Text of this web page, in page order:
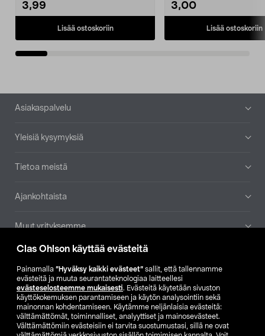
Clas Ohlson käyttää evästeitä
Painamalla ”Hyväksy kaikki evästeet” sallit, että tallennamme
evästeitä ja muuta seurantateknologiaa laitteellesi
evästeselosteemme mukaisesti. Evästeitä käytetään sivuston
käyttökokemuksen parantamiseen ja käytön analysointiin sekä
mainonnan kohdentamiseen. Käytämme neljänlaisia evästeitä:
välttämättömät, toiminnalliset, analyyttiset ja mainosevästeet.
Välttämättömiin evästeisiin ei tarvita suostumustasi, sillä ne ovat
3,99
Lisää ostoskoriin
3,00
Lisää ostoskoriin
Alatunniste
Asiakaspalvelu
Yleisiä kysymyksiä
Tietoa meistä
Ajankohtaista
Muut yrityksemme
Etsi myymälä
SE NO FI
FI SV